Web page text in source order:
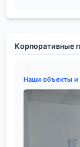
Корпоративные
Наши объекты и